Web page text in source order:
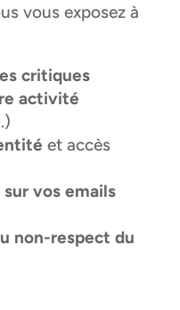
vous exposez à
critiques
activité
et accès
vos emails
non-respect du